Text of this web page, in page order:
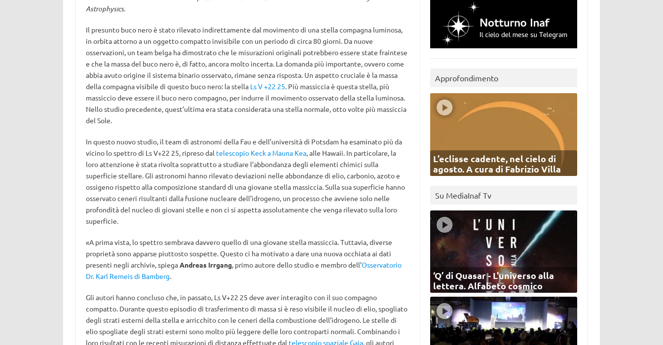
Astrophysics.
Il presunto buco nero è stato rilevato indirettamente dal movimento di una stella compagna luminosa,
in orbita attorno a un oggetto compatto invisibile con un periodo di circa 80 giorni. Da nuove
osservazioni, un team belga ha dimostrato che le misurazioni originali potrebbero essere state fraintese
e che la massa del buco nero è, di fatto, ancora molto incerta. La domanda più importante, ovvero come
abbia avuto origine il sistema binario osservato, rimane senza risposta. Un aspetto cruciale è la massa
della compagna visibile di questo buco nero: la stella Ls V +22 25. Più massiccia è questa stella, più
massiccio deve essere il buco nero compagno, per indurre il movimento osservato della stella luminosa.
Nello studio precedente, quest’ultima era stata considerata una stella normale, otto volte più massiccia
del Sole.
In questo nuovo studio, il team di astronomi della Fau e dell’università di Potsdam ha esaminato più da
vicino lo spettro di Ls V+22 25, ripreso dal telescopio Keck a Mauna Kea, alle Hawaii. In particolare, la
loro attenzione è stata rivolta soprattutto a studiare l’abbondanza degli elementi chimici sulla
superficie stellare. Gli astronomi hanno rilevato deviazioni nelle abbondanze di elio, carbonio, azoto e
ossigeno rispetto alla composizione standard di una giovane stella massiccia. Sulla sua superficie hanno
osservato ceneri risultanti dalla fusione nucleare dell’idrogeno, un processo che avviene solo nelle
profondità del nucleo di giovani stelle e non ci si aspetta assolutamente che venga rilevato sulla loro
superficie.
«A prima vista, lo spettro sembrava davvero quello di una giovane stella massiccia. Tuttavia, diverse
proprietà sono apparse piuttosto sospette. Questo ci ha motivato a dare una nuova occhiata ai dati
presenti negli archivi», spiegaAndreas Irrgang, primo autore dello studio e membro dell’Osservatorio
Dr. Karl Remeis di Bamberg.
Gli autori hanno concluso che, in passato, Ls V+22 25 deve aver interagito con il suo compagno
compatto. Durante questo episodio di trasferimento di massa si è reso visibile il nucleo di elio, spogliato
degli strati esterni della stella e arricchito con le ceneri della combustione dell’idrogeno. Le stelle di
elio spogliate degli strati esterni sono molto più leggere delle loro controparti normali. Combinando i
loro risultati con le recenti misurazioni di distanza effettuate dal telescopio spaziale Gaia, gli autori
Approfondimento
L’eclisse cadente, nel cielo di
agosto. A cura di Fabrizio Villa
Su MediaInaf Tv
‘Q’ di Quasar - L'universo alla
lettera. Alfabeto cosmico